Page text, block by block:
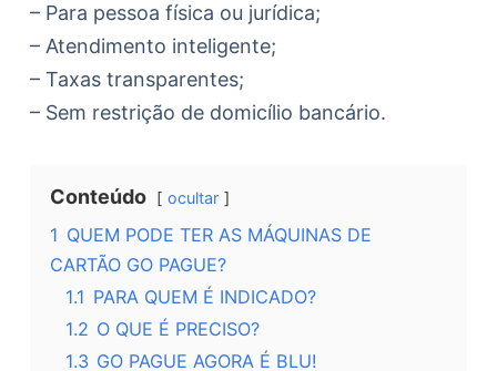
– Para pessoa física ou jurídica;
– Atendimento inteligente;
– Taxas transparentes;
– Sem restrição de domicílio bancário.
Conteúdo ocultar
1 QUEM PODE TER AS MÁQUINAS DE
CARTÃO GO PAGUE?
1.1 PARA QUEM É INDICADO?
1.2 O QUE É PRECISO?
1.3 GO PAGUE AGORA É BLU!